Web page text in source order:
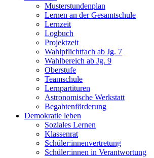
Musterstundenplan
Lernen an der Gesamtschule
Lernzeit
Logbuch
Projektzeit
Wahlpflichtfach ab Jg. 7
Wahlbereich ab Jg. 9
Oberstufe
Teamschule
Lernpartituren
Astronomische Werkstatt
Begabtenförderung
Demokratie leben
Soziales Lernen
Klassenrat
Schüler:innenvertretung
Schüler:innen in Verantwortung